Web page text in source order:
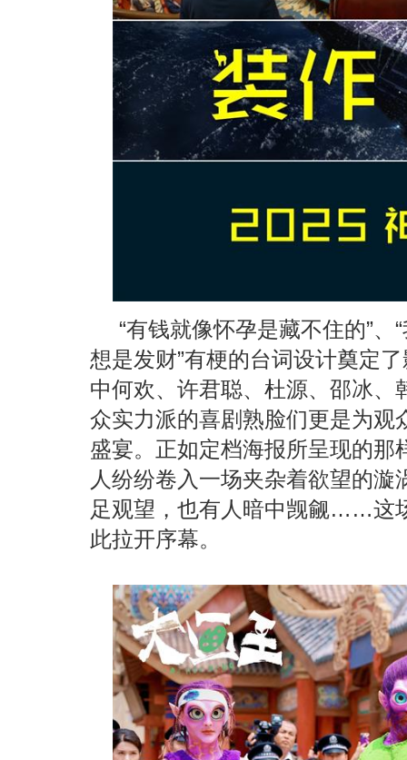
“有钱就像怀孕是藏不住的”
想是发财”有梗的台词设计奠定
中何欢、许君聪、杜源、邵冰、
众实力派的喜剧熟脸们更是为观
盛宴。正如定档海报所呈现的那
人纷纷卷入一场夹杂着欲望的
足观望，也有人暗中觊觎……这
此拉开序幕。